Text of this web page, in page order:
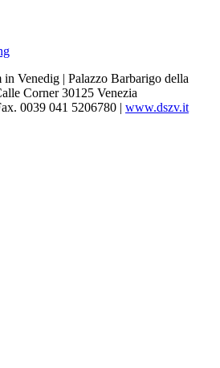
in Venedig | Palazzo Barbarigo della
Corner 30125 Venezia
0039 041 5206780 | www.dszv.it